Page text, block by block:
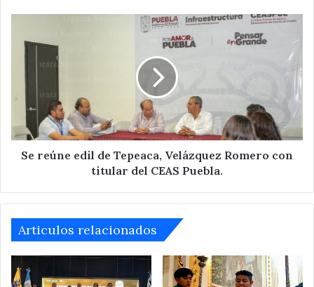
edil
Velázquez
Romero
con
titular
delSe reúne edil de Tepeaca, Velázquez Romero con
titular del CEAS Puebla.
Articulos relacionados